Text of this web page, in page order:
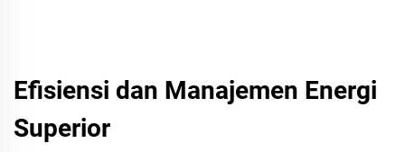
Efisiensi dan Manajemen Energi
Superior